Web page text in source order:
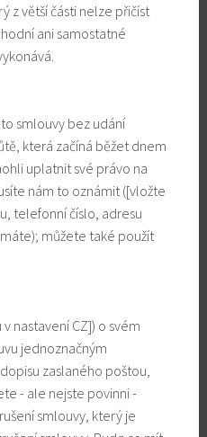
z větší části nelze přičíst
ani samostatné
smlouvy bez udání
která začíná běžet dnem
uplatnit své právo na
nám to oznámit ([vložte
telefonní číslo, adresu
můžete také použít
nastavení CZ]) o svém
jednoznačným
zaslaného poštou,
- ale nejste povinni -
smlouvy, který je